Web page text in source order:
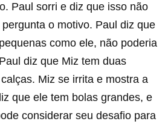
Paul sorri e diz que isso não
pergunta o motivo. Paul diz que
como ele, não poderia
diz que Miz tem duas
Miz se irrita e mostra a
que ele tem bolas grandes, e
considerar seu desafio para